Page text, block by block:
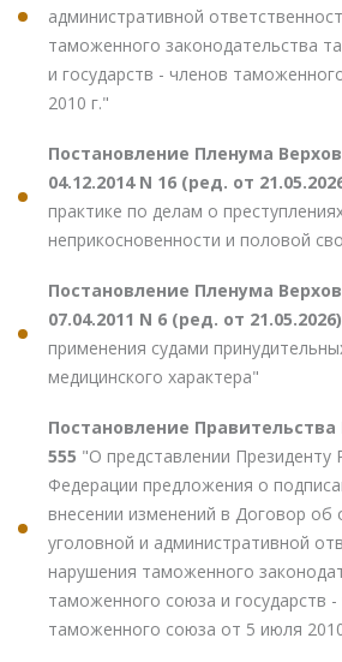
административной
таможенного законодательства
и государств - членов
2010 г."
Постановление Пленума
04.12.2014 N 16 (ред. от
практике по делам о
неприкосновенности и половой
Постановление Пленума
07.04.2011 N 6 (ред. от 21.05.2026)
применения судами
медицинского характера"
Постановление Правительства
555 "О представлении Президенту
Федерации предложения о
внесении изменений в Договор об
уголовной и административной
нарушения таможенного
таможенного союза и государств -
таможенного союза от 5 июля